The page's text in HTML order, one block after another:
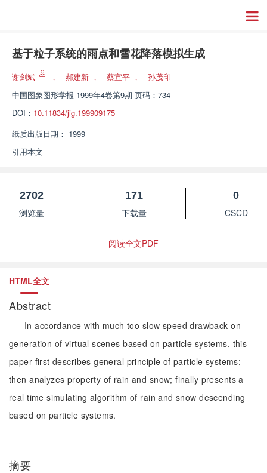
基于粒子系统的雨点和雪花降落模拟生成
谢剑斌 ， 郝建新 ， 蔡宣平 ，
孙茂印
中国图象图形学报 1999年4卷第9期 页码：734
DOI： 10.11834/jig.199909175
纸质出版日期： 1999
引用本文
2702
浏览量
171
下载量
0
CSCD
阅读全文PDF
HTML全文
Abstract
In accordance with much too slow speed drawback on
generation of virtual scenes based on particle systems, this
paper first describes general principle of particle systems;
then analyzes property of rain and snow; finally presents a
real time simulating algorithm of rain and snow descending
based on particle systems.
摘要